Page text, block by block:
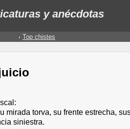
y anécdotas
Top chistes
mirada torva, su frente estrecha,
siniestra.